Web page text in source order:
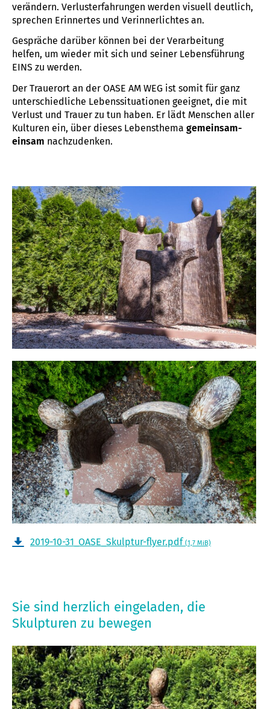
verändern. Verlusterfahrungen werden visuell deutlich,
sprechen Erinnertes und Verinnerlichtes an.
Gespräche darüber können bei der Verarbeitung
helfen, um wieder mit sich und seiner Lebensführung
EINS zu werden.
Der Trauerort an der OASE AM WEG ist somit für ganz
unterschiedliche Lebenssituationen geeignet, die mit
Verlust und Trauer zu tun haben. Er lädt Menschen aller
Kulturen ein, über dieses Lebensthema gemeinsam-
einsam nachzudenken.
2019-10-31_OASE_Skulptur-flyer.pdf(1,7 MiB)
Sie sind herzlich eingeladen, die
Skulpturen zu bewegen